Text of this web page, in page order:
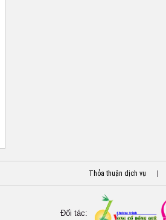
Thỏa thuận dịch vụ
Đối tác: